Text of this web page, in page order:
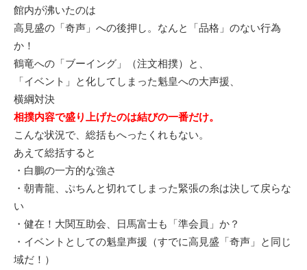
館内が沸いたのは
高見盛の「奇声」への後押し。なんと「品格」のない行為
か！
鶴竜への「ブーイング」（注文相撲）と、
「イベント」と化してしまった魁皇への大声援、
横綱対決
相撲内容で盛り上げたのは結びの一番だけ。
こんな状況で、総括もへったくれもない。
あえて総括すると
・白鵬の一方的な強さ
・朝青龍、ぷちんと切れてしまった緊張の糸は決して戻らな
い
・健在！大関互助会、日馬富士も「準会員」か？
・イベントとしての魁皇声援（すでに高見盛「奇声」と同じ
域だ！）